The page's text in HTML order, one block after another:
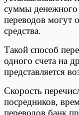
суммы денежного
переводов могут
средства.
Такой способ
одного счета на
представляется
Скорость
посредников,
переводов банк